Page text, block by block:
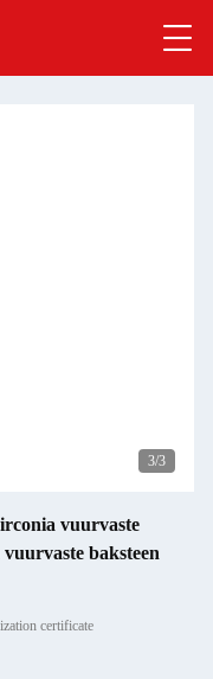
3/3
vuurvaste
baksteen
certificate